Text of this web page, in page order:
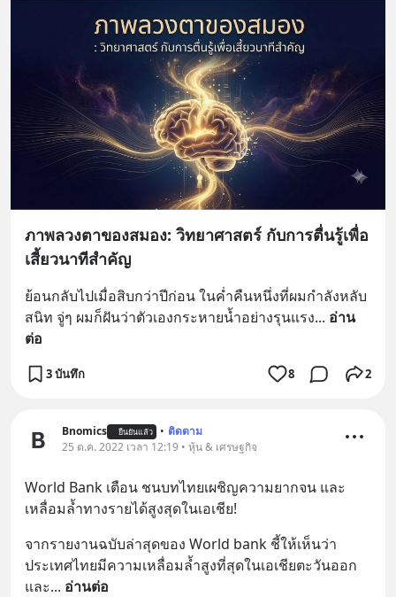
ภาพลวงตาของสมอง: วิทยาศาสตร์ กับการตื่นรู้เพื่อ
เสี้ยวนาทีสำคัญ
ย้อนกลับไปเมื่อสิบกว่าปีก่อน ในค่ำคืนหนึ่งที่ผมกำลังหลับ
สนิท จู่ๆ ผมก็ฝันว่าตัวเองกระหายน้ำอย่างรุนแรง... อ่าน
ต่อ
3 บันทึก 8 2
Bnomics ยืนยันแล้ว • ติดตาม
25 ต.ค. 2022 เวลา 12:19 • หุ้น & เศรษฐกิจ
World Bank เตือน ชนบทไทยเผชิญความยากจน และ
เหลื่อมล้ำทางรายได้สูงสุดในเอเชีย!
จากรายงานฉบับล่าสุดของ World bank ชี้ให้เห็นว่า
ประเทศไทยมีความเหลื่อมล้ำสูงที่สุดในเอเชียตะวันออก
และ... อ่านต่อ